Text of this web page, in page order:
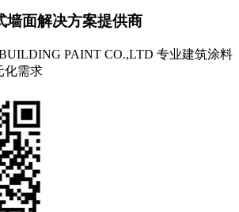
墙面解决方案提供商
PAINT CO.,LTD 专业建筑涂料
化需求